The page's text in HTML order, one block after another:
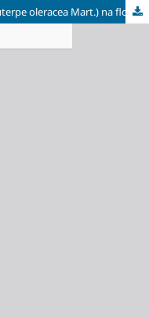
Mapeamento da palmeira de açaí (Euterpe oleracea Mart.) na floresta Amazônica utilizando imagem de satélite de alta resolução espacial